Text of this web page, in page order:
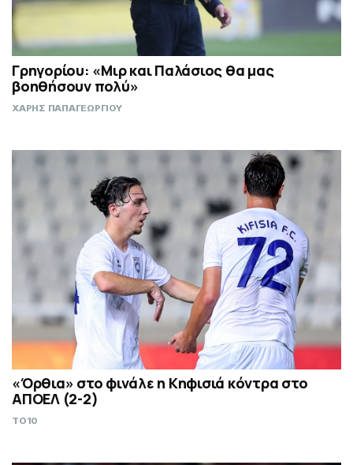
Γρηγορίου: «Μιρ και Παλάσιος θα μας
βοηθήσουν πολύ»
ΧΑΡΗΣ ΠΑΠΑΓΕΩΡΓΙΟΥ
«Όρθια» στο φινάλε η Κηφισιά κόντρα στο
ΑΠΟΕΛ (2-2)
TO10